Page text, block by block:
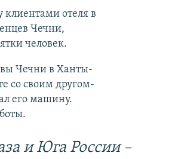
отеля в
Чечни,
человек.
Чечни в Ханты-
со своим другом-
его машину.
и Юга России –